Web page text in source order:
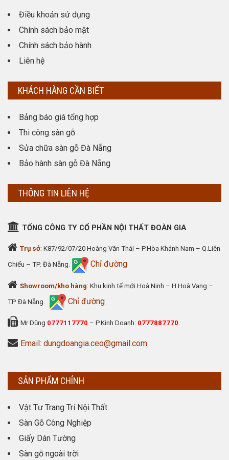
Điều khoản sử dụng
Chính sách bảo mật
Chính sách bảo hành
Liên hệ
KHÁCH HÀNG CẦN BIẾT
Bảng báo giá tổng hợp
Thi công sàn gỗ
Sửa chữa sàn gỗ Đà Nẵng
Bảo hành sàn gỗ Đà Nẵng
THÔNG TIN LIÊN HỆ
TỔNG CÔNG TY CỔ PHẦN NỘI THẤT ĐOÀN GIA
Trụ sở: K87/92/07/20 Hoàng Văn Thái – P.Hòa Khánh Nam – Q.Liên
Chiểu – TP. Đà Nẵng. Chỉ đường
Showroom/kho hàng: Khu kinh tế mới Hoà Ninh – H.Hoà Vang –
TP Đà Nẵng. Chỉ đường
Mr Dũng 0777117770 – P.Kinh Doanh: 0777887770
Email: dungdoangia.ceo@gmail.com
SẢN PHẨM CHÍNH
Vật Tư Trang Trí Nội Thất
Sàn Gỗ Công Nghiệp
Giấy Dán Tường
Sàn gỗ ngoài trời